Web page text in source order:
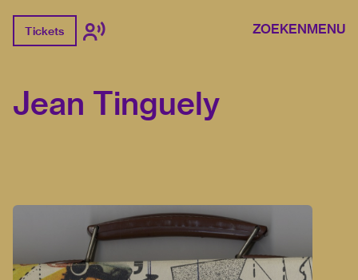
Tickets ZOEKENMENU
Jean Tinguely